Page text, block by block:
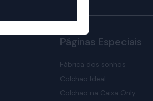
Páginas Especiais
Fábrica dos sonhos
Colchão Ideal
Colchão na Caixa Only